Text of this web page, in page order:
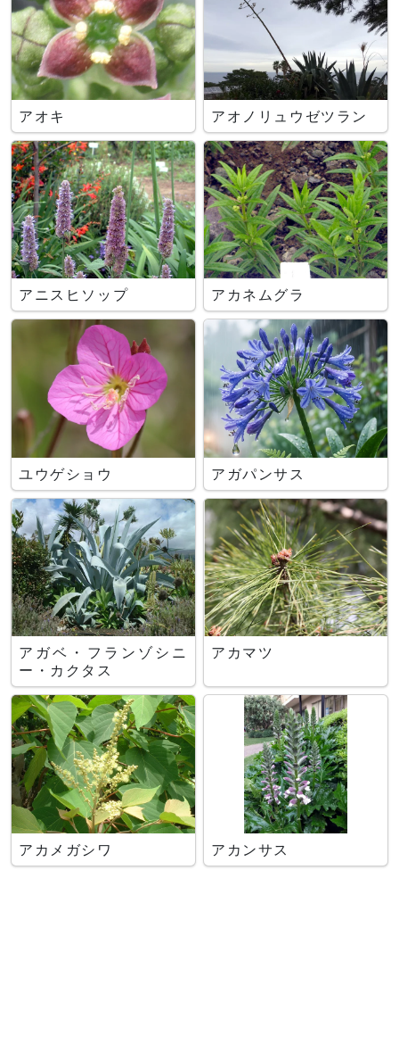
アオキ アオノリュウゼツラン
アニスヒソップ アカネムグラ
ユウゲショウ アガパンサス
アガベ・フランゾシニ
ー・カクタス
アカマツ
アカメガシワ アカンサス